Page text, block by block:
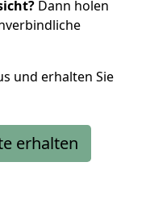
Dann holen
und erhalten Sie
erhalten